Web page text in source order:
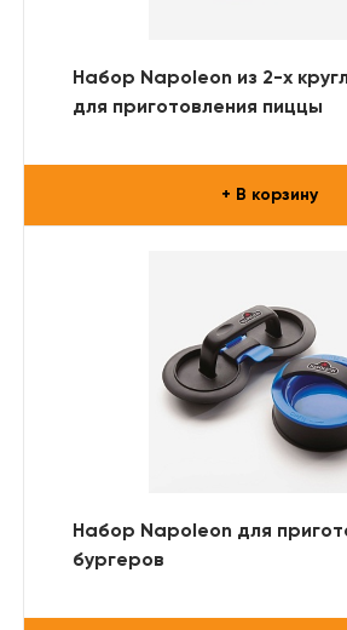
Набор Napoleon из 2-х
для приготовления пиццы
+ В корзину
Набор Napoleon для
бургеров